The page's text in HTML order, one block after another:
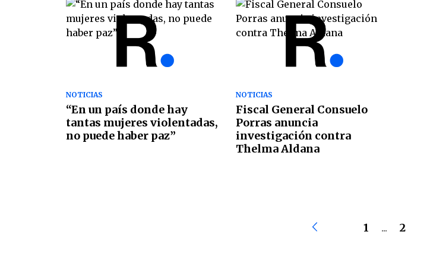
NOTICIAS
“En un país donde hay
tantas mujeres violentadas,
no puede haber paz”
NOTICIAS
Fiscal General Consuelo
Porras anuncia
investigación contra
Thelma Aldana
1 ... 2